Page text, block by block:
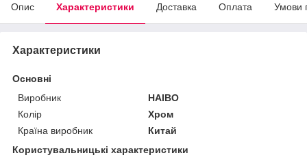
Опис Характеристики Доставка Оплата Умови
Характеристики
Основні
Виробник
HAIBO
Колір
Хром
Країна виробник
Китай
Користувальницькі характеристики